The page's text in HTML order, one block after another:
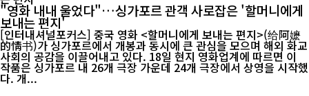
"영화 내내 울었다"…싱가포르 관객 사로잡은 '할머니에게
보내는 편지'
[인터내셔널포커스] 중국 영화 <할머니에게 보내는 편지>(给阿嬷
的情书)가 싱가포르에서 개봉과 동시에 큰 관심을 모으며 해외 화교
사회의 공감을 이끌어내고 있다. 18일 현지 영화업계에 따르면 이
작품은 싱가포르 내 26개 극장 가운데 24개 극장에서 상영을 시작했
다. 개...